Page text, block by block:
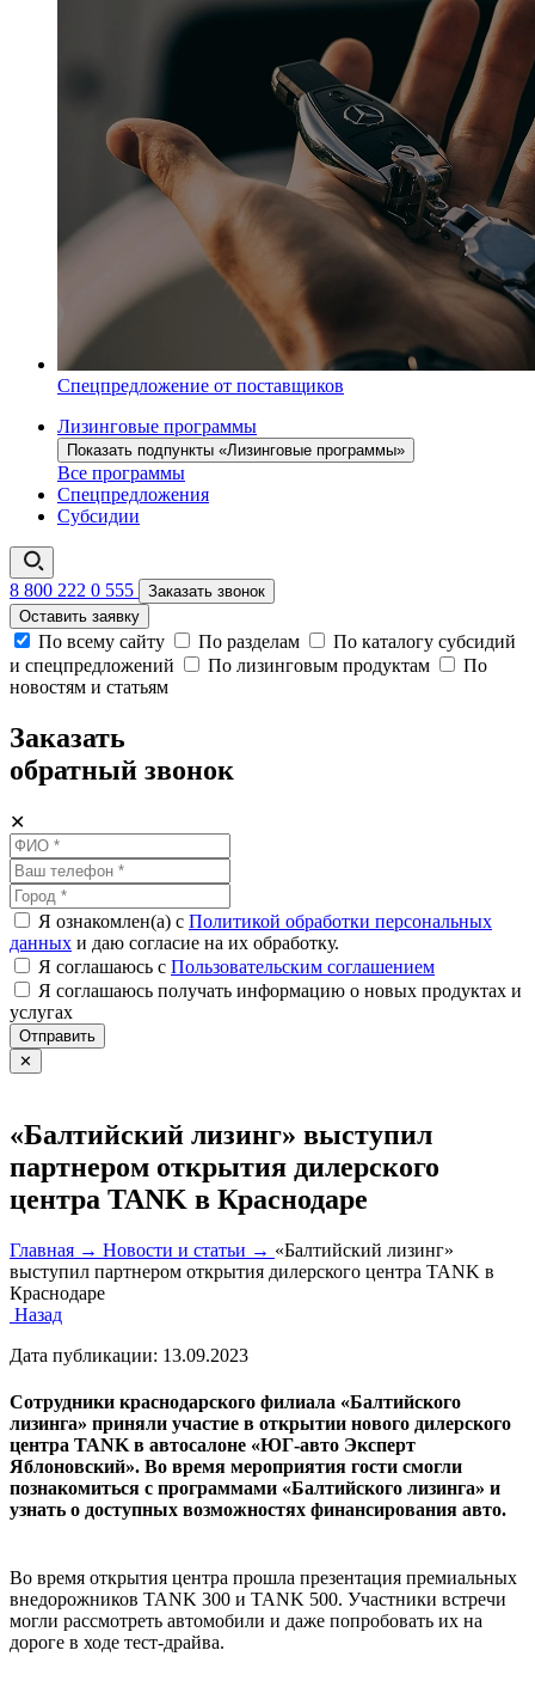
Спецпредложение от поставщиков
Лизинговые программы
Показать подпункты «Лизинговые программы»
Все программы
Спецпредложения
Субсидии
8 800 222 0 555
Заказать звонок
Оставить заявку
По всему сайту По разделам
По каталогу субсидий
и спецпредложений
По лизинговым продуктам
По
новостям и статьям
Заказать
обратный звонок
✕
Я ознакомлен(а) с Политикой обработки персональных
данных и даю согласие на их обработку.
Я соглашаюсь c Пользовательским соглашением
Я соглашаюсь получать информацию о новых продуктах и
услугах
Отправить
✕
«Балтийский лизинг» выступил
партнером открытия дилерского
центра TANK в Краснодаре
Главная → Новости и статьи → «Балтийский лизинг»
выступил партнером открытия дилерского центра TANK в
Краснодаре
Назад
Дата публикации: 13.09.2023
Сотрудники краснодарского филиала «Балтийского
лизинга» приняли участие в открытии нового дилерского
центра TANK в автосалоне «ЮГ-авто Эксперт
Яблоновский». Во время мероприятия гости смогли
познакомиться с программами «Балтийского лизинга» и
узнать о доступных возможностях финансирования авто.
Во время открытия центра прошла презентация премиальных
внедорожников TANK 300 и TANK 500. Участники встречи
могли рассмотреть автомобили и даже попробовать их на
дороге в ходе тест-драйва.